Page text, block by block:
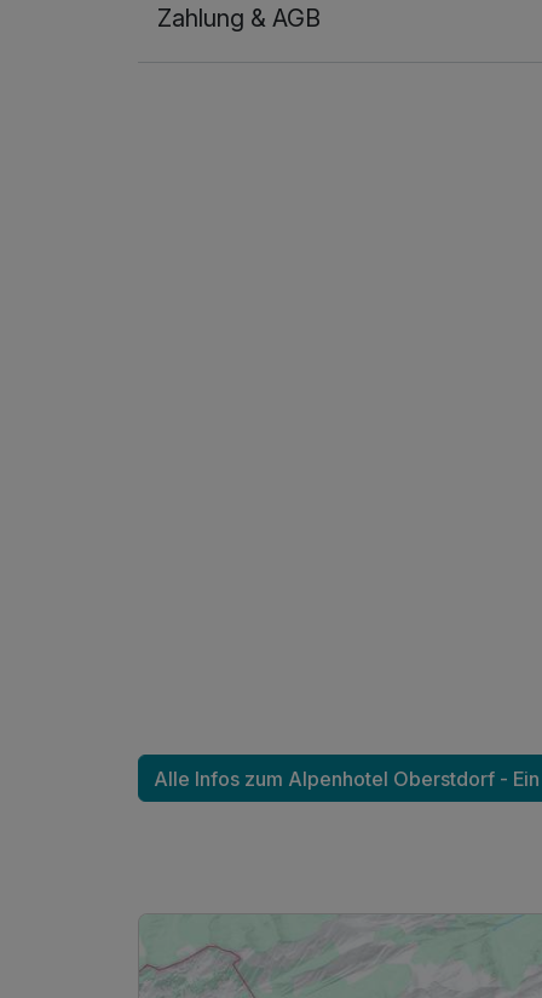
Ausstattung
Zahlung & AGB
Alle Infos zum Alpenhotel Oberstdorf -